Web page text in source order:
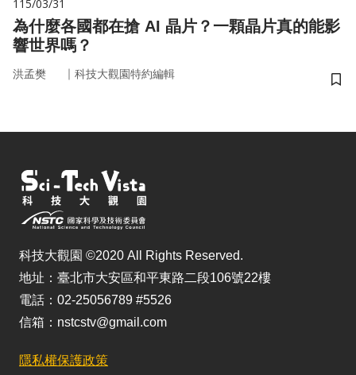
115/03/31
為什麼各國都在搶 AI 晶片？一顆晶片真的能影
響世界嗎？
洪孟樊 ｜ 科技大觀園特約編輯
儲
科技大觀園 ©2020 All Rights Reserved.
地址：臺北市大安區和平東路二段106號22樓
電話：02-25056789 #5526
信箱：nstcstv@gmail.com
隱私權保護政策